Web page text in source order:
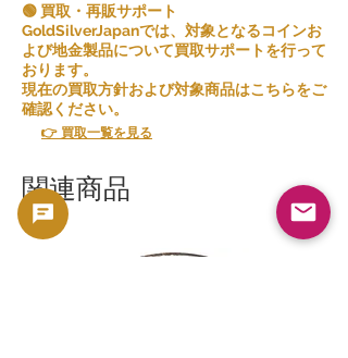
🟢 買取・再販サポート
GoldSilverJapanでは、対象となるコインお
よび地金製品について買取サポートを行って
おります。
現在の買取方針および対象商品はこちらをご
確認ください。
👉 買取一覧を見る
関連商品